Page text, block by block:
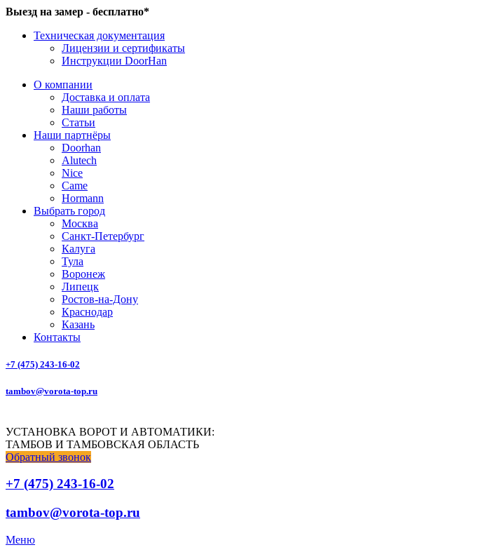
Выезд на замер - бесплатно*
Техническая документация
Лицензии и сертификаты
Инструкции DoorHan
О компании
Доставка и оплата
Наши работы
Статьи
Наши партнёры
Doorhan
Alutech
Nice
Came
Hormann
Выбрать город
Москва
Санкт-Петербург
Калуга
Тула
Воронеж
Липецк
Ростов-на-Дону
Краснодар
Казань
Контакты
+7 (475) 243-16-02
tambov@vorota-top.ru
УСТАНОВКА ВОРОТ И АВТОМАТИКИ:
ТАМБОВ И ТАМБОВСКАЯ ОБЛАСТЬ
Обратный звонок
+7 (475) 243-16-02
tambov@vorota-top.ru
Меню